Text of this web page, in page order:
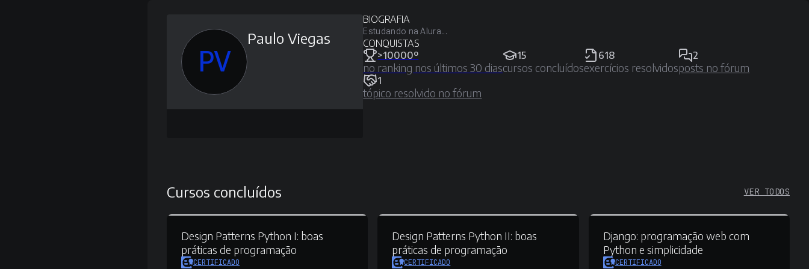
PV
Paulo Viegas
BIOGRAFIA
Estudando na Alura...
CONQUISTAS
>10000º
no ranking nos últimos 30 dias
15
cursos concluídos
618
exercícios resolvidos
2
posts no fórum
1
tópico resolvido no fórum
Cursos concluídos VER TODOS
Design Patterns Python I: boas
práticas de programação
CERTIFICADO
Design Patterns Python II: boas
práticas de programação
CERTIFICADO
Django: programação web com
Python e simplicidade
CERTIFICADO